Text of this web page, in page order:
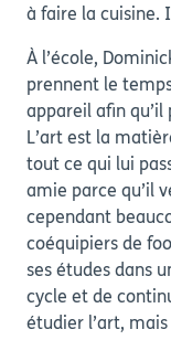
à faire la cuisine.
À l’école,
prennent le
appareil afin qu’il
L’art est la
tout ce qui lui
amie parce qu’il
cependant
coéquipiers de
ses études dans
cycle et de
étudier l’art,